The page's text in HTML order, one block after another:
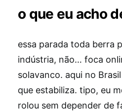
o que eu acho
essa parada toda berra
indústria, não… foca
solavanco. aqui no
que estabiliza. tipo, eu
rolou sem depender de